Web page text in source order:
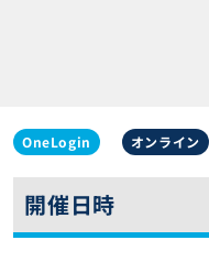
OneLogin オンライン
開催日時